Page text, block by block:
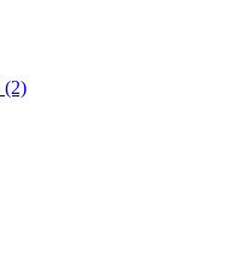
(2)